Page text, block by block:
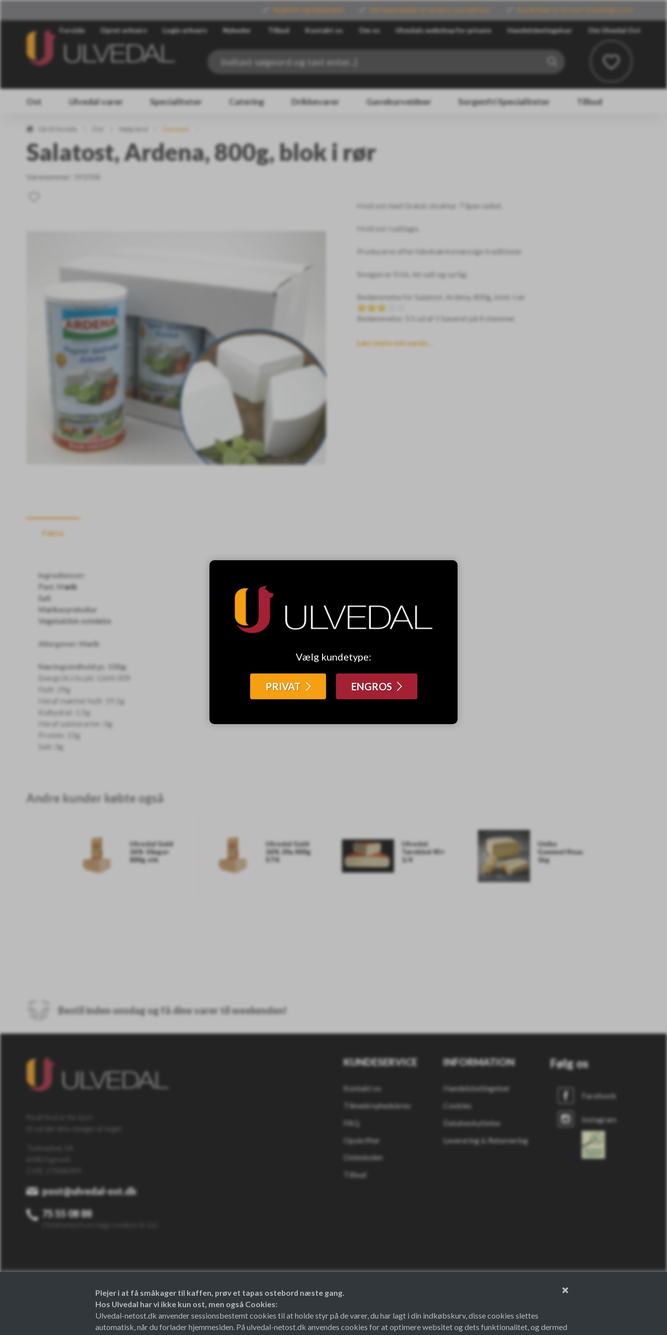
Plejer i at få småkager til kaffen, prøv et tapas ostebord næste gang.
Hos Ulvedal har vi ikke kun ost, men også Cookies:
Ulvedal-netost.dk anvender sessionsbestemt cookies til at holde styr på de varer, du har lagt i din indkøbskurv, disse cookies slettes
automatisk, når du forlader hjemmesiden. På ulvedal-netost.dk anvendes cookies for at optimere websitet og dets funktionalitet, og dermed
Kvalitet og håndværk Din leverandør
Forside Opret erhverv Login erhverv Nyheder Tilbud Kontakt os Om os Ulvedals webshop for private Handelsbetingelser Om Ulvedal Ost
Ost Ulvedal varer Specialiteter Catering Drikkevarer Gavekurveideer Sorgenfri Specialiteter Tilbud
Vælg land Danmark
Salatost, Ardena, 800g, blok i rør
Varenummer: 191058
Hvid ost med Græsk struktur. Tilpas saltet.
Hvid ost i saltlage.
Produceres efter håndværksmæssige traditioner
Smagen er frisk, let salt og syrlig;
Bedømmelse for Salatost, Ardena, 800g, blok i rør
Bedømmelse: 3.5 ud af 5 baseret på stemmer
Læs mere om varen...
Fakta
Ingredienser:
Past. Mælk
Salt
Mælkesyrekultur
Vegetabilsk osteløbe
Allergener: Mælk
Næringsindhold pr. 100g:
Energi (KJ/kcal): 1269/309
Fedt: 29g
Heraf mættet fedt: 19,1g
Kulhydrat: 1,5g
Heraf sukkerarter: 0g
Protein: 13g
Salt: 3g
Andre kunder købte også
Ulvedal Guld
26% 10uger
800g stk
Ulvedal Guld
26% 20u 800g
STK
Ulvedal
Tørskind 45+
1/4
Unika
Gammel Knas
1kg
Bestil inden onsdag og få dine varer til weekenden!
post@ulvedal-ost.dk
75 55 08 88
KUNDESERVICE
Kontakt os
Tilmeld nyhedsbrev
FAQ
Opskrifter
Osteskolen
Tilbud
INFORMATION
Handelsbetingelser
Cookies
Databeskyttelse
Leverering & Returnering
Følg os
Facebook
Instagram
Vælg kundetype:
PRIVAT ENGROS